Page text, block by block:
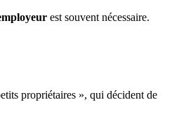
est souvent nécessaire.
propriétaires », qui décident de